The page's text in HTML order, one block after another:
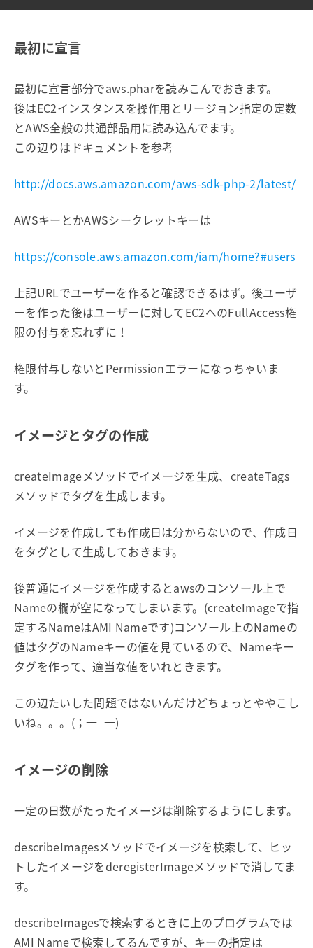
最初に宣言
最初に宣言部分でaws.pharを読みこんでおきます。
後はEC2インスタンスを操作用とリージョン指定の定数
とAWS全般の共通部品用に読み込んでます。
この辺りはドキュメントを参考
http://docs.aws.amazon.com/aws-sdk-php-2/latest/
AWSキーとかAWSシークレットキーは
https://console.aws.amazon.com/iam/home?#users
上記URLでユーザーを作ると確認できるはず。後ユーザ
ーを作った後はユーザーに対してEC2へのFullAccess権
限の付与を忘れずに！
権限付与しないとPermissionエラーになっちゃいま
す。
イメージとタグの作成
createImageメソッドでイメージを生成、createTags
メソッドでタグを生成します。
イメージを作成しても作成日は分からないので、作成日
をタグとして生成しておきます。
後普通にイメージを作成するとawsのコンソール上で
Nameの欄が空になってしまいます。(createImageで指
定するNameはAMI Nameです)コンソール上のNameの
値はタグのNameキーの値を見ているので、Nameキー
タグを作って、適当な値をいれときます。
この辺たいした問題ではないんだけどちょっとややこし
いね。。。(；一_一)
イメージの削除
一定の日数がたったイメージは削除するようにします。
describeImagesメソッドでイメージを検索して、ヒッ
トしたイメージをderegisterImageメソッドで消してま
す。
describeImagesで検索するときに上のプログラムでは
AMI Nameで検索してるんですが、キーの指定は